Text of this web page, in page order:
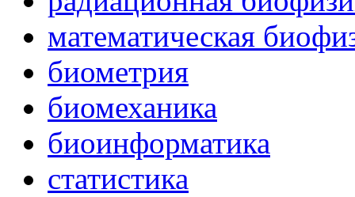
математическая
биометрия
биомеханика
биоинформатика
статистика